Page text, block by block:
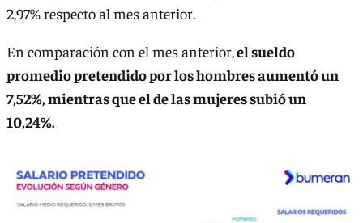
2,97% respecto al mes anterior.
En comparación con el mes anterior,el sueldo
promedio pretendido por los hombres aumentó un
7,52%, mientras que el de las mujeres subió un
10,24%.